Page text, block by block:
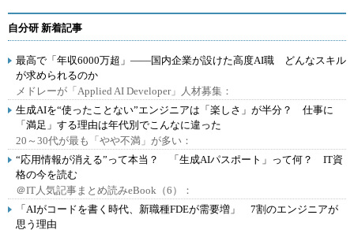
自分研 新着記事
最高で「年収6000万超」――国内企業が設けた高度AI職 どんなスキル
が求められるのか
メドレーが「Applied AI Developer」人材募集：
生成AIを“使ったことない”エンジニアは「楽しさ」が半分？ 仕事に
「満足」する理由は年代別でこんなに違った
20～30代が最も「やや不満」が多い：
“応用情報が消える”って本当？ 「生成AIパスポート」って何？ IT資
格の今を読む
＠IT人気記事まとめ読みeBook（6）：
「AIがコードを書く時代、新職種FDEが需要増」 7割のエンジニアが
思う理由